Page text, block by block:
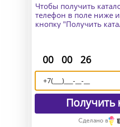
Доставка и возврат
Отправляем Вашу
миру и исправим
вся обувь на
по договору
Чтобы получить
телефон в поле ниже
кнопку "Получить
00 00 26
Получить
Сделано в